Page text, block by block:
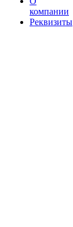
компании
Реквизиты